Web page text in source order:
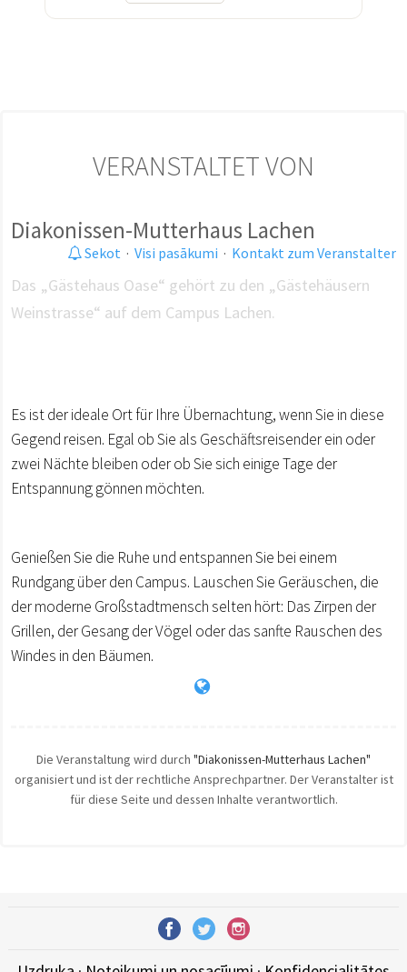
VERANSTALTET VON
Diakonissen-Mutterhaus Lachen
Sekot · Visi pasākumi · Kontakt zum Veranstalter
Das „Gästehaus Oase“ gehört zu den „Gästehäusern
Weinstrasse“ auf dem Campus Lachen.
Es ist der ideale Ort für Ihre Übernachtung, wenn Sie in diese
Gegend reisen. Egal ob Sie als Geschäftsreisender ein oder
zwei Nächte bleiben oder ob Sie sich einige Tage der
Entspannung gönnen möchten.
Genießen Sie die Ruhe und entspannen Sie bei einem
Rundgang über den Campus. Lauschen Sie Geräuschen, die
der moderne Großstadtmensch selten hört: Das Zirpen der
Grillen, der Gesang der Vögel oder das sanfte Rauschen des
Windes in den Bäumen.
Die Veranstaltung wird durch "Diakonissen-Mutterhaus Lachen"
organisiert und ist der rechtliche Ansprechpartner. Der Veranstalter ist
für diese Seite und dessen Inhalte verantwortlich.